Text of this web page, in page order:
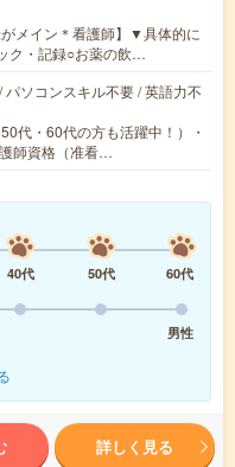
がメイン＊看護師】▼具体的に
ク・記録○お薬の飲…
ソコンスキル不要 / 英語力不
代・60代の方も活躍中！）・
師資格（准看…
40代 50代
60代
男性
詳しく見る